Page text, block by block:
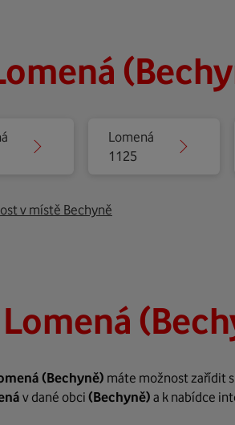
Lomená
1125
v místě Bechyně
Lomená
(Bechyně) máte možnost zařídit
v dané obci (Bechyně) a k nabídce